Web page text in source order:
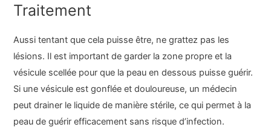
Traitement
Aussi tentant que cela puisse être, ne grattez pas les
lésions. Il est important de garder la zone propre et la
vésicule scellée pour que la peau en dessous puisse guérir.
Si une vésicule est gonflée et douloureuse, un médecin
peut drainer le liquide de manière stérile, ce qui permet à la
peau de guérir efficacement sans risque d’infection.